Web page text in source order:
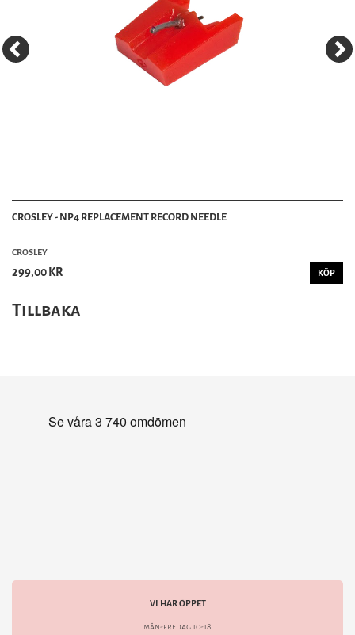
CROSLEY - NP4 REPLACEMENT RECORD NEEDLE
CROSLEY
299,00 KR KÖP
Tillbaka
VI HAR ÖPPET
mån-fredag 10-18